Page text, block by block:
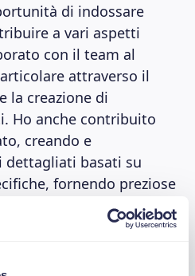
di indossare
a vari aspetti
con il team al
attraverso il
la creazione di
Ho anche contribuito
creando e
dettagliati basati su
fornendo preziose
del business.
sullo sviluppo dei